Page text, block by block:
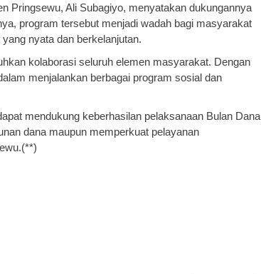
Pringsewu, Ali Subagiyo, menyatakan dukungannya
program tersebut menjadi wadah bagi masyarakat
nyata dan berkelanjutan.
kolaborasi seluruh elemen masyarakat. Dengan
menjalankan berbagai program sosial dan
mendukung keberhasilan pelaksanaan Bulan Dana
dana maupun memperkuat pelayanan